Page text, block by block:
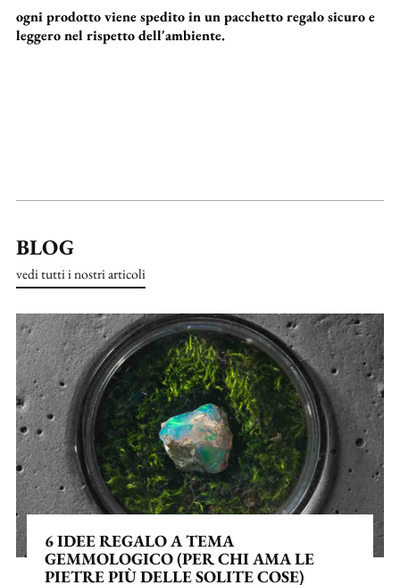
ogni prodotto viene spedito in un pacchetto regalo sicuro e
leggero nel rispetto dell'ambiente.
BLOG
vedi tutti i nostri articoli
6 IDEE REGALO A TEMA
GEMMOLOGICO (PER CHI AMA LE
PIETRE PIÙ DELLE SOLITE COSE)